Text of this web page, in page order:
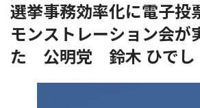
選挙事務効率化に電子投
モンストレーション会が
た 公明党 鈴木 ひでし